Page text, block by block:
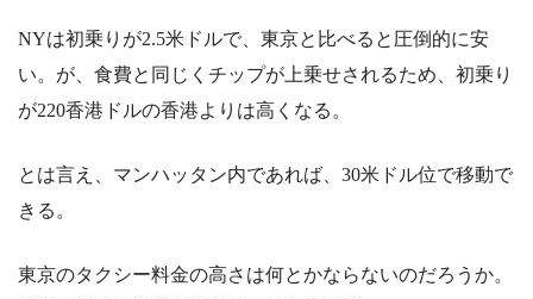
NYは初乗りが2.5米ドルで、東京と比べると圧倒的に安
い。が、食費と同じくチップが上乗せされるため、初乗り
が220香港ドルの香港よりは高くなる。
とは言え、マンハッタン内であれば、30米ドル位で移動で
きる。
東京のタクシー料金の高さは何とかならないのだろうか。